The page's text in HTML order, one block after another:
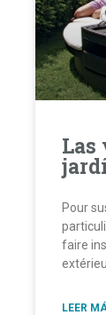
Las
Pour
faire
LEER